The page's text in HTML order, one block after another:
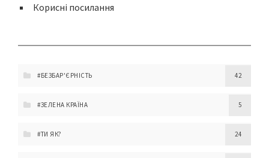
Корисні посилання
#БЕЗБАР'ЄРНІСТЬ 42
#ЗЕЛЕНА КРАЇНА 5
#ТИ ЯК? 24